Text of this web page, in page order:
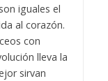
iguales el
al corazón.
con
lleva la
sirvan